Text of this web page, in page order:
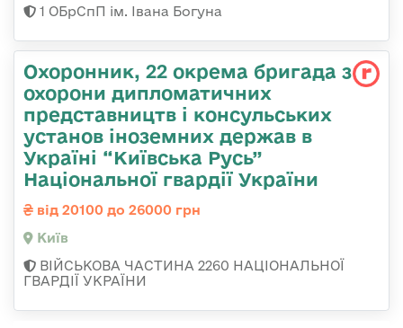
1 ОБрСпП ім. Івана Богуна
Охоронник, 22 окрема бригада з
охорони дипломатичних
представництв і консульських
установ іноземних держав в
Україні “Київська Русь”
Національної гвардії України
від 20100 до 26000 грн
Київ
ВІЙСЬКОВА ЧАСТИНА 2260 НАЦІОНАЛЬНОЇ
ГВАРДІЇ УКРАЇНИ